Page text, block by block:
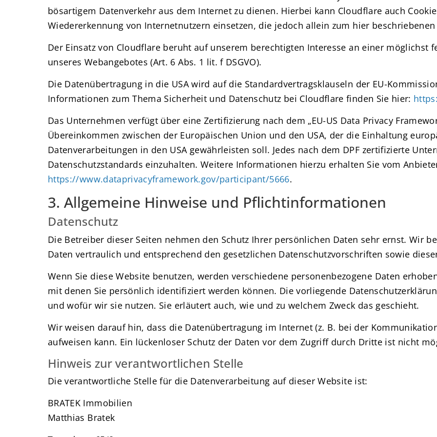
bösartigem Datenverkehr aus dem Internet zu dienen. Hierbei kann Cloudflare auch
Wiedererkennung von Internetnutzern einsetzen, die jedoch allein zum hier
Der Einsatz von Cloudflare beruht auf unserem berechtigten Interesse an einer möglichst
unseres Webangebotes (Art. 6 Abs. 1 lit. f DSGVO).
Die Datenübertragung in die USA wird auf die Standardvertragsklauseln der EU-
Informationen zum Thema Sicherheit und Datenschutz bei Cloudflare finden Sie hier:
Das Unternehmen verfügt über eine Zertifizierung nach dem „EU-US Data Privacy
Übereinkommen zwischen der Europäischen Union und den USA, der die Einhaltung
Datenverarbeitungen in den USA gewährleisten soll. Jedes nach dem DPF zertifizierte
Datenschutzstandards einzuhalten. Weitere Informationen hierzu erhalten Sie vom
https://www.dataprivacyframework.gov/participant/5666.
3. Allgemeine Hinweise und Pflicht­informationen
Datenschutz
Die Betreiber dieser Seiten nehmen den Schutz Ihrer persönlichen Daten sehr ernst. Wir
Daten vertraulich und entsprechend den gesetzlichen Datenschutzvorschriften sowie
Wenn Sie diese Website benutzen, werden verschiedene personenbezogene Daten
mit denen Sie persönlich identifiziert werden können. Die vorliegende
und wofür wir sie nutzen. Sie erläutert auch, wie und zu welchem Zweck das geschieht.
Wir weisen darauf hin, dass die Datenübertragung im Internet (z. B. bei der
aufweisen kann. Ein lückenloser Schutz der Daten vor dem Zugriff durch Dritte ist nicht
Hinweis zur verantwortlichen Stelle
Die verantwortliche Stelle für die Datenverarbeitung auf dieser Website ist:
BRATEK Immobilien
Matthias Bratek